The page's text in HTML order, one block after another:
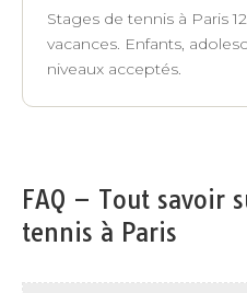
Stages de tennis à Paris
vacances. Enfants,
niveaux acceptés.
FAQ – Tout savoir
tennis à Paris